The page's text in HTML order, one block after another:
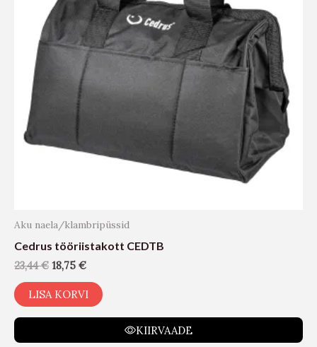
Aku naela/klambripüssid
Cedrus tööriistakott CEDTB
23,44€ 18,75 €
LISA KORVI
KIIRVAADE